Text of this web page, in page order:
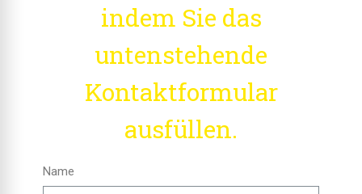
indem Sie das
untenstehende
Kontaktformular
ausfüllen.
Name